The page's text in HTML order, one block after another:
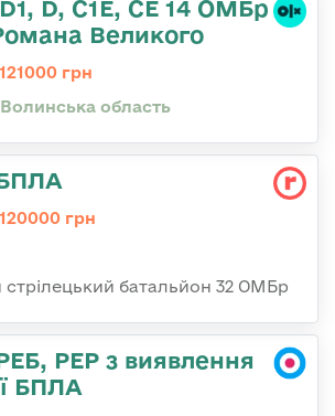
D, C1E, CE 14 ОМБр
Великого
грн
область
грн
батальйон 32 ОМБр
РЕР з виявлення
БПЛА